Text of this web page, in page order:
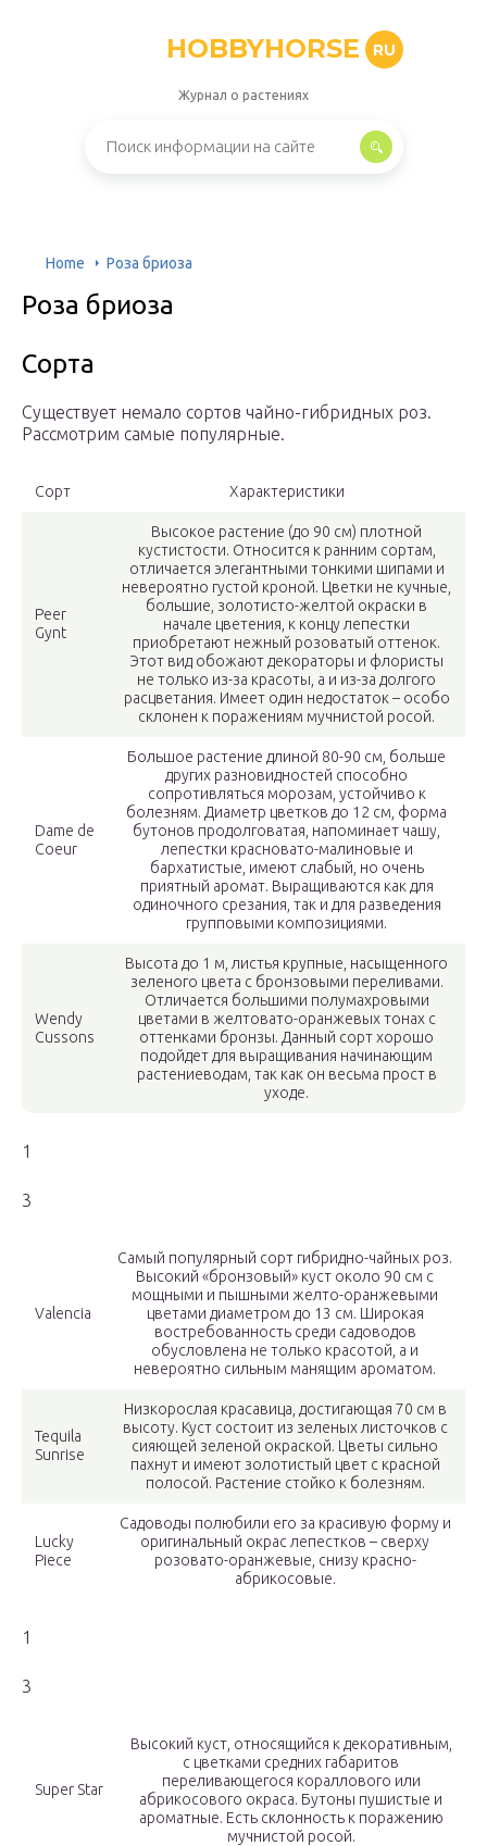
HOBBYHORSE RU
Журнал о растениях
Home Роза бриоза
Роза бриоза
Сорта
Существует немало сортов чайно-гибридных роз.
Рассмотрим самые популярные.
Сорт Характеристики
Peer
Gynt
Высокое растение (до 90 см) плотной
кустистости. Относится к ранним сортам,
отличается элегантными тонкими шипами и
невероятно густой кроной. Цветки не кучные,
большие, золотисто-желтой окраски в
начале цветения, к концу лепестки
приобретают нежный розоватый оттенок.
Этот вид обожают декораторы и флористы
не только из-за красоты, а и из-за долгого
расцветания. Имеет один недостаток – особо
склонен к поражениям мучнистой росой.
Dame de
Coeur
Большое растение длиной 80-90 см, больше
других разновидностей способно
сопротивляться морозам, устойчиво к
болезням. Диаметр цветков до 12 см, форма
бутонов продолговатая, напоминает чашу,
лепестки красновато-малиновые и
бархатистые, имеют слабый, но очень
приятный аромат. Выращиваются как для
одиночного срезания, так и для разведения
групповыми композициями.
Wendy
Cussons
Высота до 1 м, листья крупные, насыщенного
зеленого цвета с бронзовыми переливами.
Отличается большими полумахровыми
цветами в желтовато-оранжевых тонах с
оттенками бронзы. Данный сорт хорошо
подойдет для выращивания начинающим
растениеводам, так как он весьма прост в
уходе.
1
3
Valencia
Самый популярный сорт гибридно-чайных роз.
Высокий «бронзовый» куст около 90 см с
мощными и пышными желто-оранжевыми
цветами диаметром до 13 см. Широкая
востребованность среди садоводов
обусловлена не только красотой, а и
невероятно сильным манящим ароматом.
Tequila
Sunrise
Низкорослая красавица, достигающая 70 см в
высоту. Куст состоит из зеленых листочков с
сияющей зеленой окраской. Цветы сильно
пахнут и имеют золотистый цвет с красной
полосой. Растение стойко к болезням.
Lucky
Piece
Садоводы полюбили его за красивую форму и
оригинальный окрас лепестков – сверху
розовато-оранжевые, снизу красно-
абрикосовые.
1
3
Super Star
Высокий куст, относящийся к декоративным,
с цветками средних габаритов
переливающегося кораллового или
абрикосового окраса. Бутоны пушистые и
ароматные. Есть склонность к поражению
мучнистой росой.